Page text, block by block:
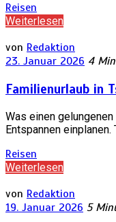
Reisen
Weiterlesen
von Redaktion
23. Januar 2026 4
Familienurlaub in
Was einen
Entspannen
Reisen
Weiterlesen
von Redaktion
19. Januar 2026 5